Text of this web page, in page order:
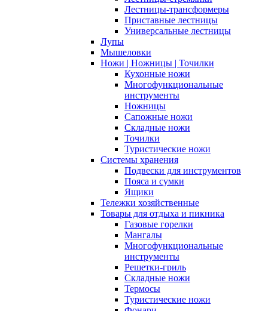
Лестницы-трансформеры
Приставные лестницы
Универсальные лестницы
Лупы
Мышеловки
Ножи | Ножницы | Точилки
Кухонные ножи
Многофункциональные
инструменты
Ножницы
Сапожные ножи
Складные ножи
Точилки
Туристические ножи
Системы хранения
Подвески для инструментов
Пояса и сумки
Ящики
Тележки хозяйственные
Товары для отдыха и пикника
Газовые горелки
Мангалы
Многофункциональные
инструменты
Решетки-гриль
Складные ножи
Термосы
Туристические ножи